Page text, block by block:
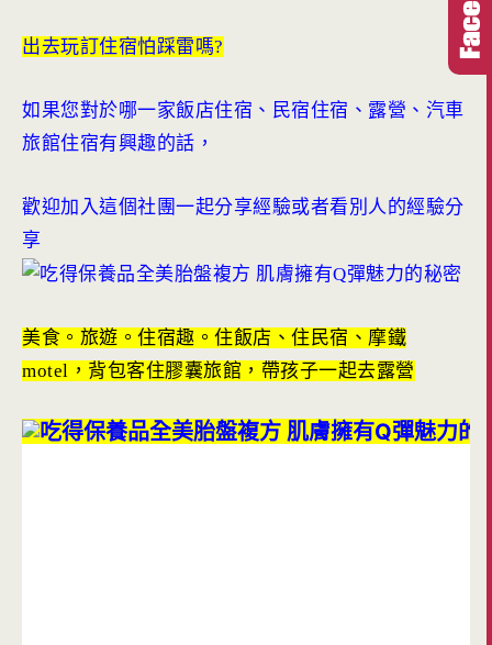
出去玩訂住宿怕踩雷嗎?
如果您對於哪一家飯店住宿、民宿住宿、露營、汽車
旅館住宿有興趣的話，
歡迎加入這個社團一起分享經驗或者看別人的經驗分
享
美食。旅遊。住宿趣。住飯店、住民宿、摩鐵
motel，背包客住膠囊旅館，帶孩子一起去露營